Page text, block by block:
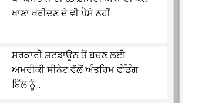
ਖਾਣਾ ਖਰੀਦਣ ਦੇ ਵੀ ਪੈਸੇ ਨਹੀਂ
ਸਰਕਾਰੀ ਸ਼ਟਡਾਊਨ ਤੋਂ ਬਚਣ ਲਈ
ਅਮਰੀਕੀ ਸੀਨੇਟ ਵੱਲੋਂ ਅੰਤਰਿਮ ਫੰਡਿੰਗ
ਬਿੱਲ ਨੂੰ...